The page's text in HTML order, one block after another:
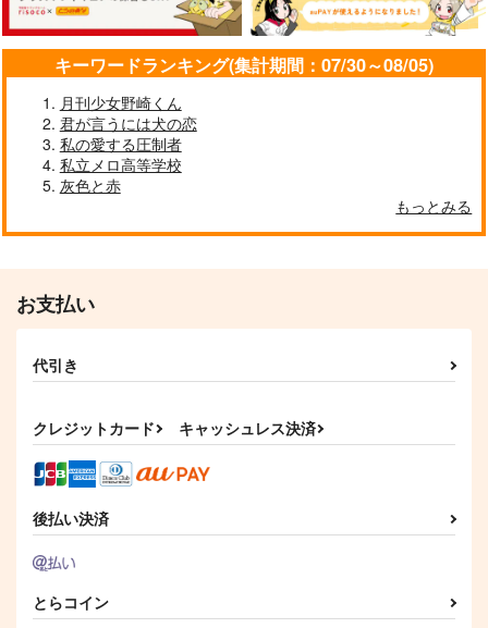
キーワードランキング(集計期間：07/30～08/05)
月刊少女野崎くん
君が言うには犬の恋
私の愛する圧制者
私立メロ高等学校
灰色と赤
もっとみる
お支払い
代引き
クレジットカード キャッシュレス決済
後払い決済
とらコイン